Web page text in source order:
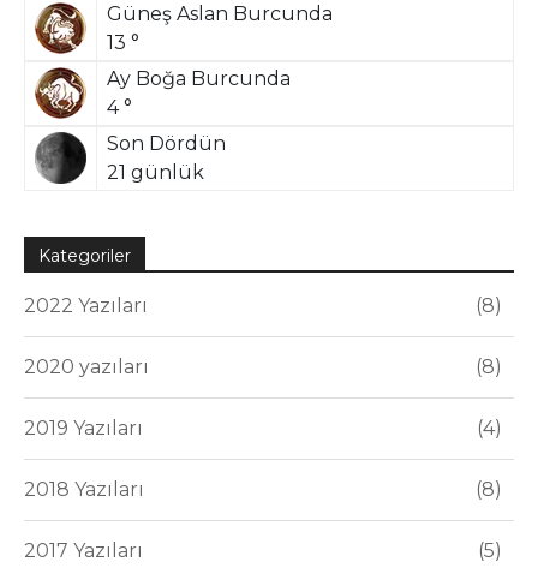
Güneş Aslan Burcunda
13 °
Ay Boğa Burcunda
4 °
Son Dördün
21 günlük
Kategoriler
2022 Yazıları 8
2020 yazıları 8
2019 Yazıları 4
2018 Yazıları 8
2017 Yazıları 5